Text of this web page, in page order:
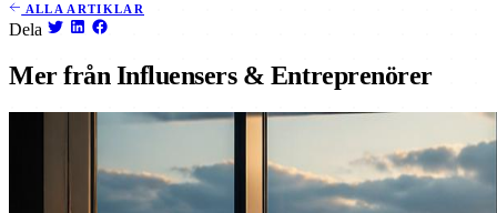
ALLA ARTIKLAR
Dela
Mer från Influensers & Entreprenörer